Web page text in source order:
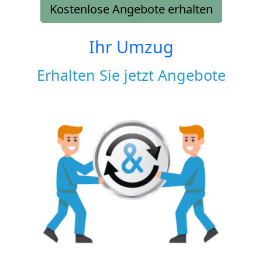
Kostenlose Angebote erhalten
Ihr Umzug
Erhalten Sie jetzt Angebote